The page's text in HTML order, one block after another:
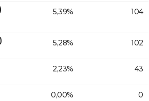
5,39% 104
5,28% 102
2,23% 43
0,00% 0